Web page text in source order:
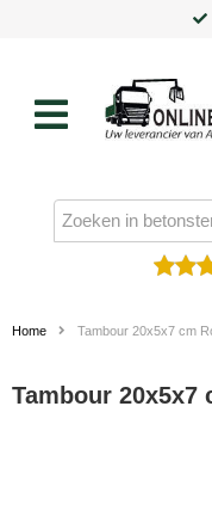
Home Tambour 20x5x7 cm
Tambour 20x5x7